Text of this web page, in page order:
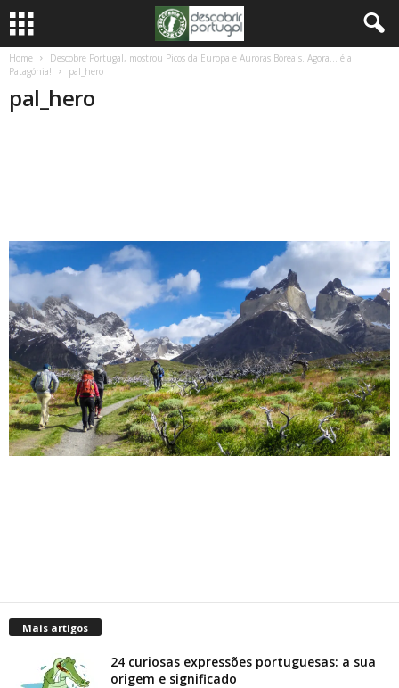
Home
Descobre Portugal, mostrou Picos da Europa e Auroras Boreais. Agora… é a
Patagónia!
pal_hero
pal_hero
Mais artigos
24 curiosas expressões portuguesas: a sua
origem e significado